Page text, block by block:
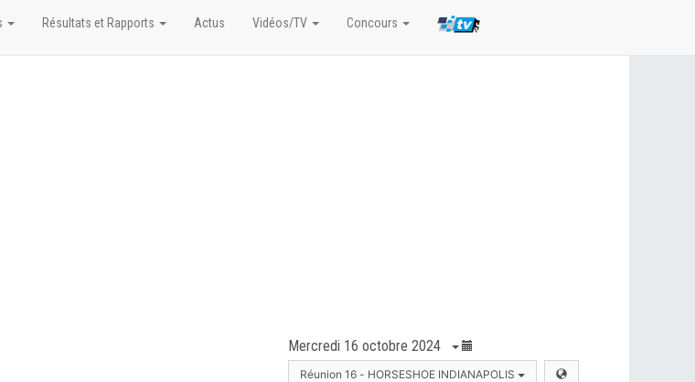
Mercredi 16 octobre 2024
Réunion 16 - HORSESHOE INDIANAPOLIS
Résultats et Rapports Actus Vidéos/TV Concours